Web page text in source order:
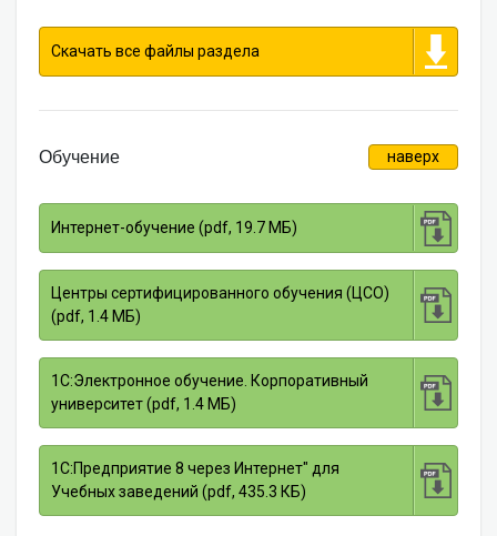
Скачать все файлы раздела
Обучение наверх
Интернет-обучение (pdf, 19.7 МБ)
Центры сертифицированного обучения (ЦСО)
(pdf, 1.4 МБ)
1С:Электронное обучение. Корпоративный
университет (pdf, 1.4 МБ)
1С:Предприятие 8 через Интернет" для
Учебных заведений (pdf, 435.3 КБ)